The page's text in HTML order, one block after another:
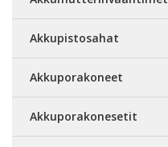
Akkupistosahat
Akkuporakoneet
Akkuporakonesetit